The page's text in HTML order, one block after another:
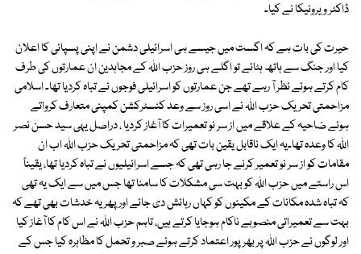
ڈاکٹر ویرونیکا نے کیا۔
حیرت کی بات ہے کہ اگست میں جیسے ہی اسرائیلی دشمن نے اپنی پسپائی کا اعلان
کیا اور جنگ سے ہاتھ ہٹائے تو اگلے ہی روز حزب اﷲ کے مجاہدین ان عمارتوں کی طرف
کام کرتے ہوئے نظر آ رہے تھے جن عمارتوں کو اسرائیلی فوجوں نے تباہ کردیا تھا۔ اسلامی
مزاحمتی تحریک حزب اﷲ نے اسی روز سے وعد کنسٹرکشن کمپنی متعارف کرواتے
ہوئے ضاحیہ کے علاقے میں از سر نو تعمیرات کا آغاز کردیا ، دراصل یہی سید حسن نصر
اﷲ کا وعدہ تھا۔یہ ایک ناقابل یقین بات تھی کہ مزاحمتی تحریک حزب اﷲ اب ان
مقامات کو از سر نو تعمیر کرنے جا رہی تھی کہ جسے اسرائیلیوں نے تباہ کردیا تھا، یقیناً
اس راستے میں حزب اﷲ کو بہت سی مشکلات کا سامنا تھا جس میں سے ایک یہ تھی
کہ تباہ شدہ مکانات کے مکینوں کو کہاں رہائش دی جائے اور پھر یہ خدشات بھی تھے کہ
بہت سے تعمیراتی منصوبے ناکام ہوجایا کرتے ہیں، تاہم حزب اﷲ نے اس کام کا آغاز کیا
اور لوگوں نے حزب اﷲ پر بھرپور اعتماد کرتے ہوئے صبر و تحمل کا مظاہرہ کیا جس کے